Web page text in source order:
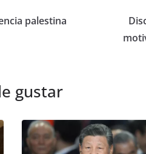
palestina
gustar